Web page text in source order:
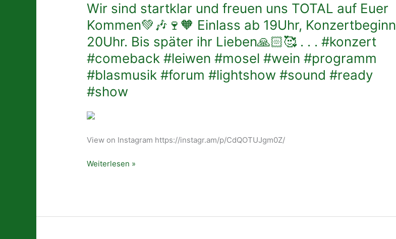
schönen
bei
uns.🎶
🍷
🥰
.
Danke
@sascha_kp_events
Licht
Show
Wir sind startklar und freuen uns TOTAL auf Euer
Kommen💚🎶🍷🧡 Einlass ab 19Uhr, Konzertbeginn
20Uhr. Bis später ihr Lieben🙏🏻🥰 . . . #konzert
#comeback #leiwen #mosel #wein #programm
#blasmusik #forum #lightshow #sound #ready
#show
View on Instagram https://instagr.am/p/CdQOTUJgm0Z/
Wir
startklar
und
freuen
uns
TOTAL
auf
Kommen
🎶
🧡
Weiterlesen »